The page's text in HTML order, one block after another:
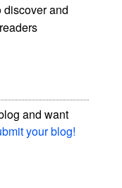
and
and want
your blog!